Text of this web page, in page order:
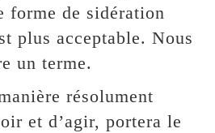
forme de sidération
plus acceptable. Nous
un terme.
résolument
et d’agir, portera le